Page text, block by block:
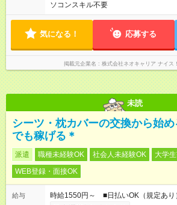
ソコンスキル不要
気になる！ 応募する
掲載元企業名 株式会社ネオキャリア ナイス
未読
シーツ・枕カバーの交換から始
でも稼げる＊
派遣 職種未経験OK 社会人未経験OK 大学
WEB登録・面接OK
給与
時給1550円～ ■日払いOK（規定あ